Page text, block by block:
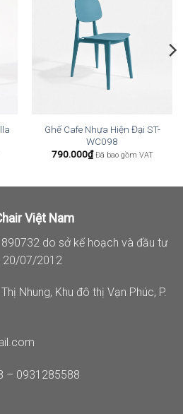
Ghế Cafe Nhựa Hiện Đại ST-
WC098
790.000₫ Đã bao gồm VAT
Việt Nam
do sở kế hoạch và đầu tư
20/07/2012
Nhung, Khu đô thị Vạn Phúc, P.
– 0931285588